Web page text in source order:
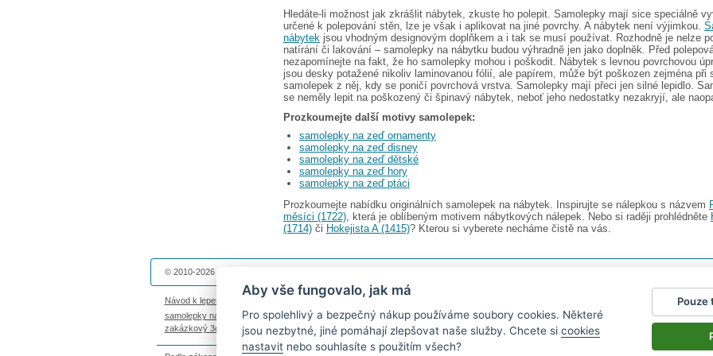
Hledáte-li možnost jak zkrášlit nábytek, zkuste ho polepit. Samolepky mají sice speciálně
určené k polepování stěn, lze je však i aplikovat na jiné povrchy. A nábytek není výjimkou.
nábytek jsou vhodným designovým doplňkem a i tak se musí používat. Rozhodně je nelze
natírání či lakování – samolepky na nábytku budou výhradně jen jako doplněk. Před
nezapomínejte na fakt, že ho samolepky mohou i poškodit. Nábytek s levnou povrchovou
jsou desky potažené nikoliv laminovanou fólií, ale papírem, může být poškozen zejména při
samolepek z něj, kdy se poničí povrchová vrstva. Samolepky mají přeci jen silné lepidlo.
se neměly lepit na poškozený či špinavý nábytek, neboť jeho nedostatky nezakryjí, ale
Prozkoumejte další motivy samolepek:
samolepky na zeď ornamenty
samolepky na zeď disney
samolepky na zeď dětské
samolepky na zeď hory
samolepky na zeď ptáci
Prozkoumejte nabídku originálních samolepek na nábytek. Inspirujte se nálepkou s názvem
měsíci (1722), která je oblíbeným motivem nábytkových nálepek. Nebo si raději prohlédněte
(1714) či Hokejista A (1415)? Kterou si vyberete necháme čistě na vás.
© 2010-2026 Dekolepky.cz provozuje
Návod k lepení Životnost samolepek na zeď Magazín |
samolepky na auto
|fotomagnetky na lednici|fotokalendáře|kühlschrank fotomagnete|foto magnesy na lodówkę samolepky dieťa v aute|
zakázkový 3d tisk
hodinový manžel česká lípa|živicové nálepky
Aby vše fungovalo, jak má
Pro spolehlivý a bezpečný nákup používáme soubory cookies. Některé
jsou nezbytné, jiné pomáhají zlepšovat naše služby. Chcete si cookies
nastavit nebo souhlasíte s použitím všech?
Pouze